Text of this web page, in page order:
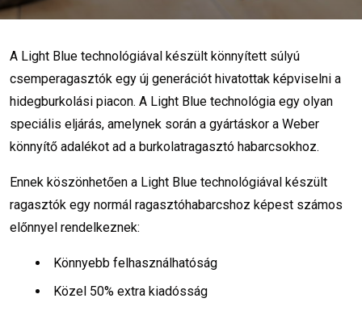
A Light Blue technológiával készült könnyített súlyú
csemperagasztók egy új generációt hivatottak képviselni a
hidegburkolási piacon. A Light Blue technológia egy olyan
speciális eljárás, amelynek során a gyártáskor a Weber
könnyítő adalékot ad a burkolatragasztó habarcsokhoz.
Ennek köszönhetően a Light Blue technológiával készült
ragasztók egy normál ragasztóhabarcshoz képest számos
előnnyel rendelkeznek:
Könnyebb felhasználhatóság
Közel 50% extra kiadósság